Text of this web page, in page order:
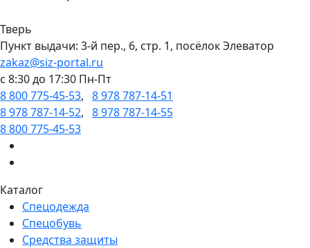
Тверь
Пункт выдачи: 3-й пер., 6, стр. 1, посёлок Элеватор
zakaz@siz-portal.ru
c 8:30 до 17:30 Пн-Пт
8 800 775-45-53, 8 978 787-14-51
8 978 787-14-52, 8 978 787-14-55
8 800 775-45-53
Каталог
Спецодежда
Спецобувь
Средства защиты